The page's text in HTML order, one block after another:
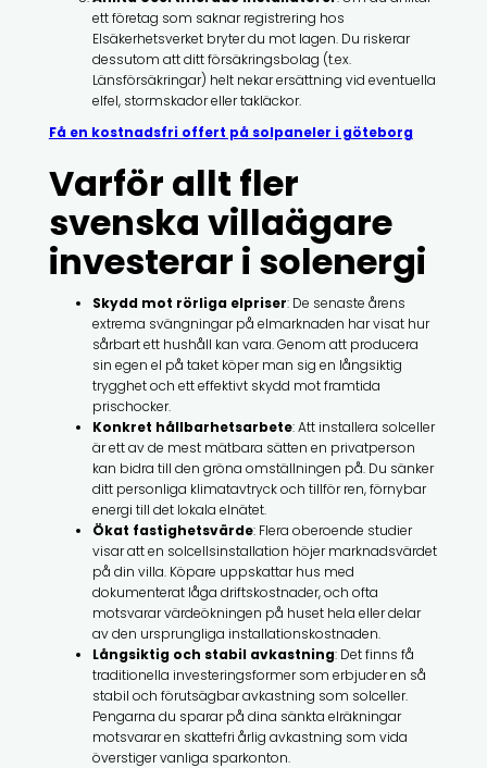
ett företag som saknar registrering hos
Elsäkerhetsverket bryter du mot lagen. Du riskerar
dessutom att ditt försäkringsbolag (t.ex.
Länsförsäkringar) helt nekar ersättning vid eventuella
elfel, stormskador eller takläckor.
Få en kostnadsfri offert på solpaneler i göteborg
Varför allt fler
svenska villaägare
investerar i solenergi
Skydd mot rörliga elpriser: De senaste årens
extrema svängningar på elmarknaden har visat hur
sårbart ett hushåll kan vara. Genom att producera
sin egen el på taket köper man sig en långsiktig
trygghet och ett effektivt skydd mot framtida
prischocker.
Konkret hållbarhetsarbete: Att installera solceller
är ett av de mest mätbara sätten en privatperson
kan bidra till den gröna omställningen på. Du sänker
ditt personliga klimatavtryck och tillför ren, förnybar
energi till det lokala elnätet.
Ökat fastighetsvärde: Flera oberoende studier
visar att en solcellsinstallation höjer marknadsvärdet
på din villa. Köpare uppskattar hus med
dokumenterat låga driftskostnader, och ofta
motsvarar värdeökningen på huset hela eller delar
av den ursprungliga installationskostnaden.
Långsiktig och stabil avkastning: Det finns få
traditionella investeringsformer som erbjuder en så
stabil och förutsägbar avkastning som solceller.
Pengarna du sparar på dina sänkta elräkningar
motsvarar en skattefri årlig avkastning som vida
överstiger vanliga sparkonton.